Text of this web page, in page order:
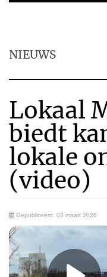
NIEUWS
Lokaal
biedt
lokale
(video)
Gepubliceerd: 03 maart 2026